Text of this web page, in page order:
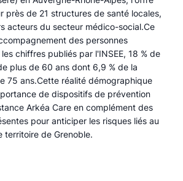
près de 21 structures de santé locales,
acteurs du secteur médico-social.Ce
des personnes
chiffres publiés par l'INSEE, 18 % de
plus de 60 ans dont 6,9 % de la
75 ans.Cette réalité démographique
de dispositifs de prévention
Arkéa Care en complément des
pour anticiper les risques liés au
territoire de Grenoble.